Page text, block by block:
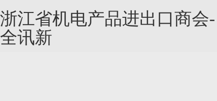
浙江省机电产品进出口商会-
全讯新